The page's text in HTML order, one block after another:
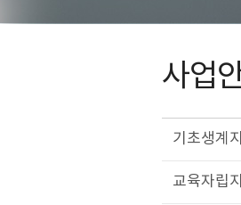
사업
기초생계
교육자립